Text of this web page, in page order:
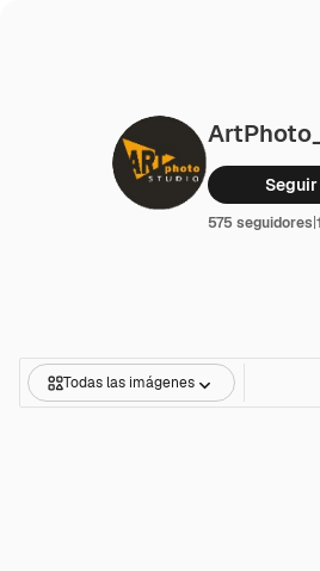
Seguir
575 seguidores|
Todas las imágenes